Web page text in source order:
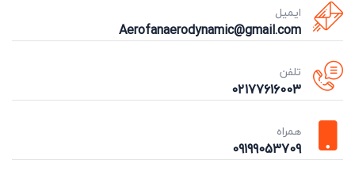
ایمیل
Aerofanaerodynamic@gmail.com
تلفن
02177616003
همراه
09199053709